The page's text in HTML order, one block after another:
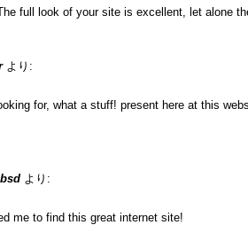
full look of your site is excellent, let alone
より:
for, what a stuff! present here at this
より:
me to find this great internet site!